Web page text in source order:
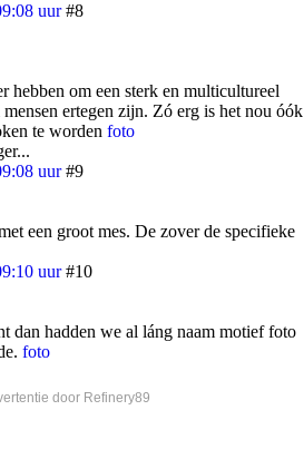
uur #8
hebben om een sterk en multicultureel
ertegen zijn. Zó erg is het nou óók
te worden foto
uur #9
een groot mes. De zover de specifieke
uur #10
dan hadden we al láng naam motief foto
foto
door Refinery89